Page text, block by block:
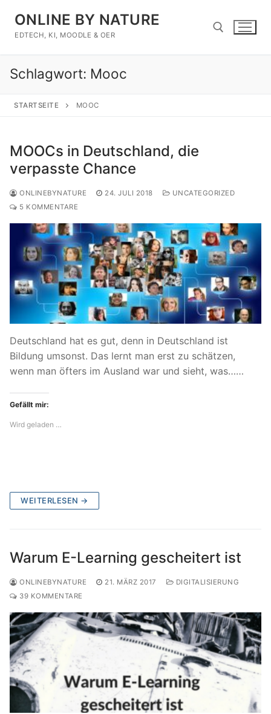
Inhalt
springen
ONLINE BY NATURE
EDTECH, KI, MOODLE & OER
Suchen nach:
Schlagwort: Mooc
STARTSEITE MOOC
MOOCs in Deutschland, die
verpasste Chance
ONLINEBYNATURE 24. JULI 2018
UNCATEGORIZED
5 KOMMENTARE
Deutschland hat es gut, denn in Deutschland ist
Bildung umsonst. Das lernt man erst zu schätzen,
wenn man öfters im Ausland war und sieht, was……
Gefällt mir:
Wird geladen …
WEITERLESEN →
Warum E-Learning gescheitert ist
ONLINEBYNATURE 21. MÄRZ 2017
DIGITALISIERUNG
39 KOMMENTARE